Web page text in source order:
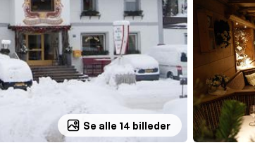
Se alle 14 billeder